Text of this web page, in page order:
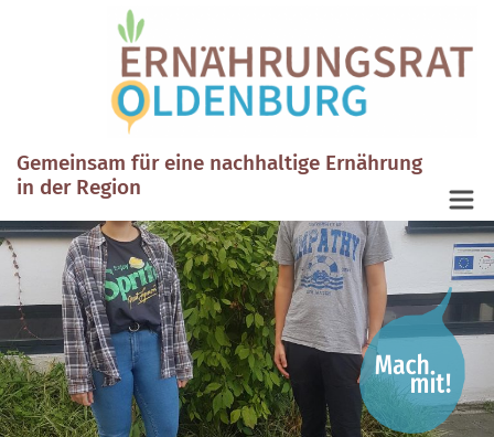
Gemeinsam für eine nachhaltige Ernährung
in der Region